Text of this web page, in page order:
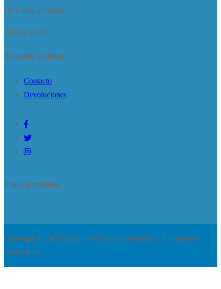
De Lunes a Sábado
10:00 a 18:00
Atención al cliente
Contacto
Devoluciones
Pagos aceptados
Copyright © 2026 Distribucion Americanmarket – Creado por
wercode.es.